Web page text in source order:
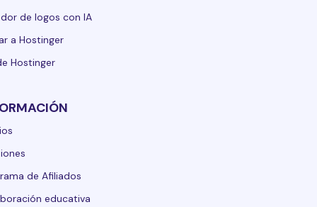
de logos con IA
a Hostinger
Hostinger
de Afiliados
educativa